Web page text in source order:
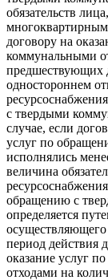
обязательств
договору на
коммунальными
предшествующих
одностороннем
с твердыми
случае, если
услуг по
исполнялись
величина
обращению с
определяется
период действия
оказание услуг
отходами на